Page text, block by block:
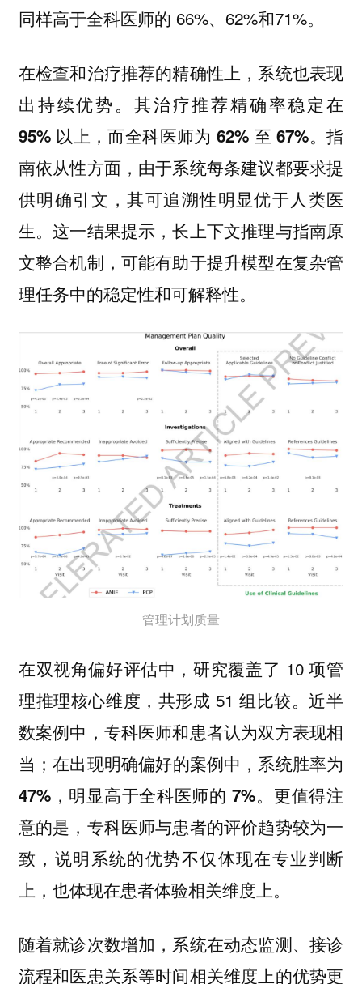
同样高于全科医师的 66%、62%和71%。
在检查和治疗推荐的精确性上，系统也表现
出持续优势。 其治疗推荐精确率稳定在
95% 以上，而全科医师为 62% 至 67%。指
南依从性方面，由于系统每条建议都要求提
供明确引文，其可追溯性明显优于人类医
生。这一结果提示，长上下文推理与指南原
文整合机制，可能有助于提升模型在复杂管
理任务中的稳定性和可解释性。
管理计划质量
在双视角偏好评估中，研究覆盖了 10 项管
理推理核心维度，共形成 51 组比较。近半
数案例中，专科医师和患者认为双方表现相
当；在出现明确偏好的案例中，系统胜率为
47%，明显高于全科医师的 7%。 更值得注
意的是，专科医师与患者的评价趋势较为一
致，说明系统的优势不仅体现在专业判断
上，也体现在患者体验相关维度上。
随着就诊次数增加，系统在动态监测、接诊
流程和医患关系等时间相关维度上的优势更